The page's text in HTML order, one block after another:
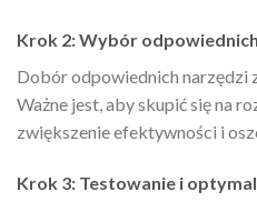
Krok 2: Wybór
Dobór odpowiednich narzędzi
Ważne jest, aby skupić się na
zwiększenie efektywności i
Krok 3: Testowanie i